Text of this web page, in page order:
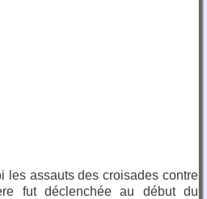
les assauts des croisades contre
fut déclenchée au début du